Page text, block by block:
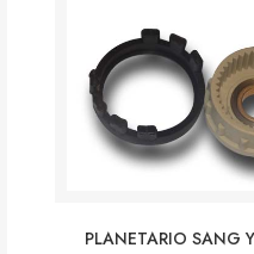
PLANETARIO SANG